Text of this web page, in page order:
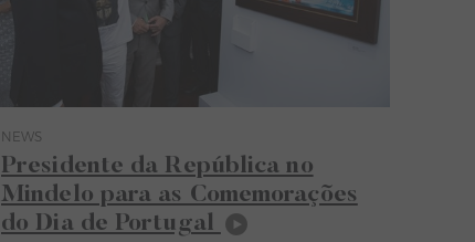
Category News
NEWS
Presidente da República no
Mindelo para as Comemorações
do Dia de Portugal